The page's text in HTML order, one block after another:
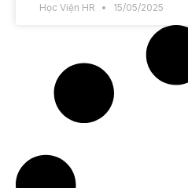
Học Viện HR 15/05/2025